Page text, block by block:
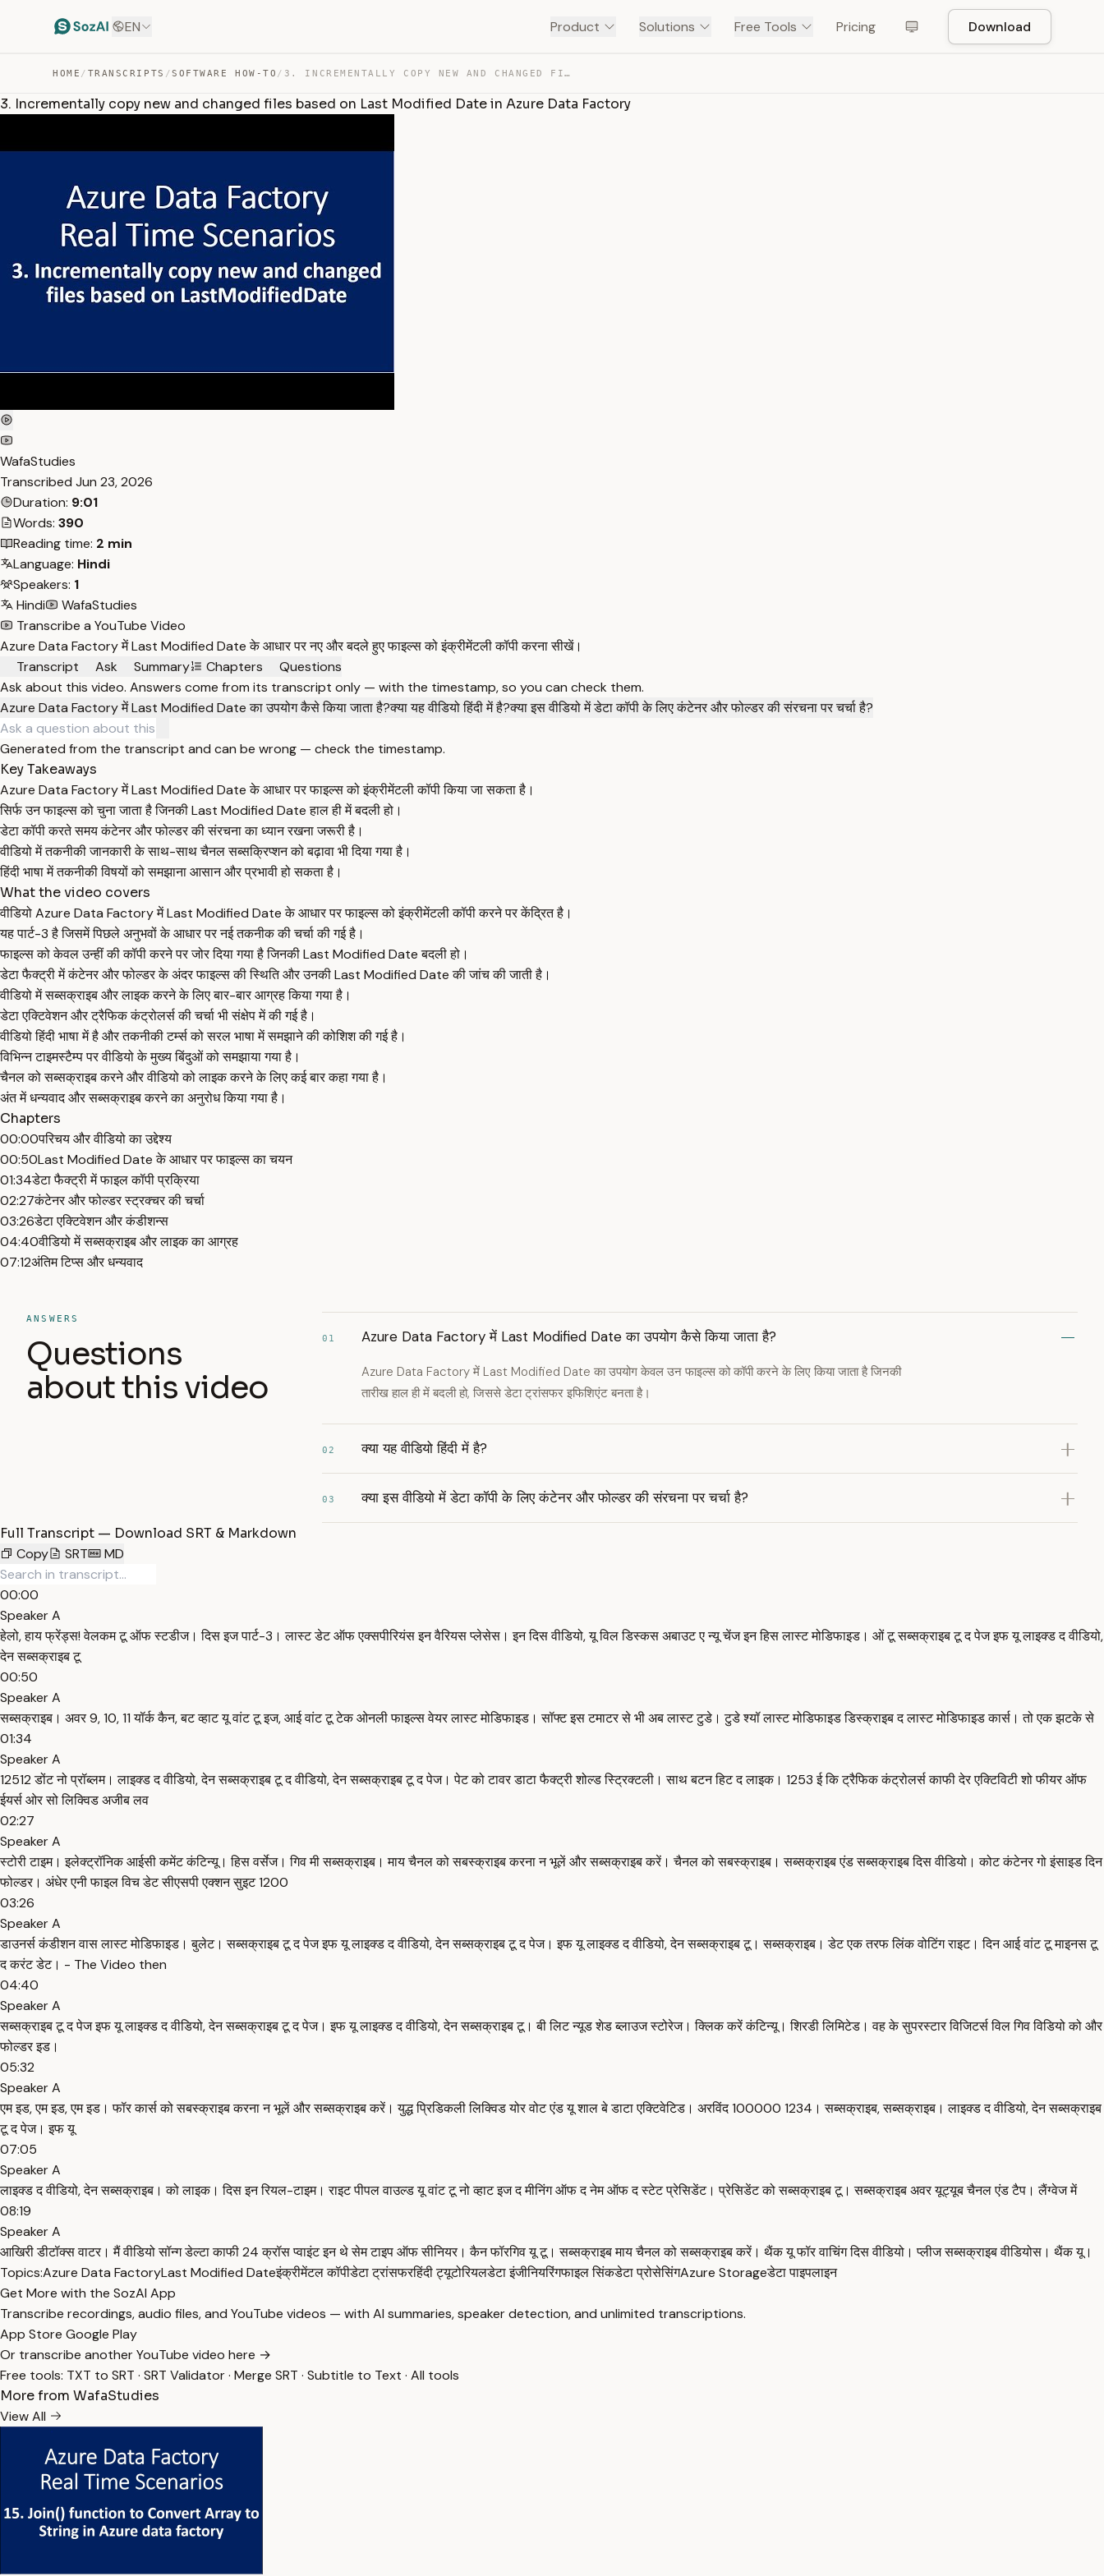
EN Product Solutions Free Tools Pricing Download
HOME / TRANSCRIPTS /SOFTWARE HOW-TO / 3. INCREMENTALLY COPY NEW AND CHANGED FILES BASED ON LA… — TRANSCRIPT
3. Incrementally copy new and changed files based on Last Modified Date in Azure Data Factory
WafaStudies
Transcribed Jun 23, 2026
Duration: 9:01
Words: 390
Reading time: 2 min
Language: Hindi
Speakers: 1
Hindi
WafaStudies
Transcribe a YouTube Video
Azure Data Factory में Last Modified Date के आधार पर नए और बदले हुए फाइल्स को इंक्रीमेंटली कॉपी करना सीखें।
Transcript
Ask Summary Chapters
Questions
Ask about this video. Answers come from its transcript only — with the timestamp, so you can check them.
Azure Data Factory में Last Modified Date का उपयोग कैसे किया जाता है?क्या यह वीडियो हिंदी में है?क्या इस वीडियो में डेटा कॉपी के लिए कंटेनर और फोल्डर की संरचना पर चर्चा है?
Generated from the transcript and can be wrong — check the timestamp.
Key Takeaways
Azure Data Factory में Last Modified Date के आधार पर फाइल्स को इंक्रीमेंटली कॉपी किया जा सकता है।
सिर्फ उन फाइल्स को चुना जाता है जिनकी Last Modified Date हाल ही में बदली हो।
डेटा कॉपी करते समय कंटेनर और फोल्डर की संरचना का ध्यान रखना जरूरी है।
वीडियो में तकनीकी जानकारी के साथ-साथ चैनल सब्सक्रिप्शन को बढ़ावा भी दिया गया है।
हिंदी भाषा में तकनीकी विषयों को समझाना आसान और प्रभावी हो सकता है।
What the video covers
वीडियो Azure Data Factory में Last Modified Date के आधार पर फाइल्स को इंक्रीमेंटली कॉपी करने पर केंद्रित है।
यह पार्ट-3 है जिसमें पिछले अनुभवों के आधार पर नई तकनीक की चर्चा की गई है।
फाइल्स को केवल उन्हीं की कॉपी करने पर जोर दिया गया है जिनकी Last Modified Date बदली हो।
डेटा फैक्ट्री में कंटेनर और फोल्डर के अंदर फाइल्स की स्थिति और उनकी Last Modified Date की जांच की जाती है।
वीडियो में सब्सक्राइब और लाइक करने के लिए बार-बार आग्रह किया गया है।
डेटा एक्टिवेशन और ट्रैफिक कंट्रोलर्स की चर्चा भी संक्षेप में की गई है।
वीडियो हिंदी भाषा में है और तकनीकी टर्म्स को सरल भाषा में समझाने की कोशिश की गई है।
विभिन्न टाइमस्टैम्प पर वीडियो के मुख्य बिंदुओं को समझाया गया है।
चैनल को सब्सक्राइब करने और वीडियो को लाइक करने के लिए कई बार कहा गया है।
अंत में धन्यवाद और सब्सक्राइब करने का अनुरोध किया गया है।
Chapters
00:00परिचय और वीडियो का उद्देश्य
00:50Last Modified Date के आधार पर फाइल्स का चयन
01:34डेटा फैक्ट्री में फाइल कॉपी प्रक्रिया
02:27कंटेनर और फोल्डर स्ट्रक्चर की चर्चा
03:26डेटा एक्टिवेशन और कंडीशन्स
04:40वीडियो में सब्सक्राइब और लाइक का आग्रह
07:12अंतिम टिप्स और धन्यवाद
ANSWERS
Questions
about this video
01 Azure Data Factory में Last Modified Date का उपयोग कैसे किया जाता है?
Azure Data Factory में Last Modified Date का उपयोग केवल उन फाइल्स को कॉपी करने के लिए किया जाता है जिनकी
तारीख हाल ही में बदली हो, जिससे डेटा ट्रांसफर इफिशिएंट बनता है।
02 क्या यह वीडियो हिंदी में है?
03 क्या इस वीडियो में डेटा कॉपी के लिए कंटेनर और फोल्डर की संरचना पर चर्चा है?
Full Transcript — Download SRT & Markdown
Copy
SRT MD
00:00
Speaker A
हेलो, हाय फ्रेंड्स! वेलकम टू ऑफ स्टडीज। दिस इज पार्ट-3। लास्ट डेट ऑफ एक्सपीरियंस इन वैरियस प्लेसेस। इन दिस वीडियो, यू विल डिस्कस अबाउट ए न्यू चेंज इन हिस लास्ट मोडिफाइड। ओं टू सब्सक्राइब टू द पेज इफ यू लाइक्ड द वीडियो,
देन सब्सक्राइब टू
00:50
Speaker A
सब्सक्राइब। अवर 9, 10, 11 यॉर्क कैन, बट व्हाट यू वांट टू इज, आई वांट टू टेक ओनली फाइल्स वेयर लास्ट मोडिफाइड। सॉफ्ट इस टमाटर से भी अब लास्ट टुडे। टुडे श्यॉ लास्ट मोडिफाइड डिस्क्राइब द लास्ट मोडिफाइड कार्स। तो एक झटके से
01:34
Speaker A
12512 डोंट नो प्रॉब्लम। लाइक्ड द वीडियो, देन सब्सक्राइब टू द वीडियो, देन सब्सक्राइब टू द पेज। पेट को टावर डाटा फैक्ट्री शोल्ड स्ट्रिक्टली। साथ बटन हिट द लाइक। 1253 ई कि ट्रैफिक कंट्रोलर्स काफी देर एक्टिविटी शो फीयर ऑफ
ईयर्स ओर सो लिक्विड अजीब लव
02:27
Speaker A
स्टोरी टाइम। इलेक्ट्रॉनिक आईसी कमेंट कंटिन्यू। हिस वर्सेज। गिव मी सब्सक्राइब। माय चैनल को सबस्क्राइब करना न भूलें और सब्सक्राइब करें। चैनल को सबस्क्राइब। सब्सक्राइब एंड सब्सक्राइब दिस वीडियो। कोट कंटेनर गो इंसाइड दिन
फोल्डर। अंधेर एनी फाइल विच डेट सीएसपी एक्शन सुइट 1200
03:26
Speaker A
डाउनर्स कंडीशन वास लास्ट मोडिफाइड। बुलेट। सब्सक्राइब टू द पेज इफ यू लाइक्ड द वीडियो, देन सब्सक्राइब टू द पेज। इफ यू लाइक्ड द वीडियो, देन सब्सक्राइब टू। सब्सक्राइब। डेट एक तरफ लिंक वोटिंग राइट। दिन आई वांट टू माइनस टू
द करंट डेट। - The Video then
04:40
Speaker A
सब्सक्राइब टू द पेज इफ यू लाइक्ड द वीडियो, देन सब्सक्राइब टू द पेज। इफ यू लाइक्ड द वीडियो, देन सब्सक्राइब टू। बी लिट न्यूड शेड ब्लाउज स्टोरेज। क्लिक करें कंटिन्यू। शिरडी लिमिटेड। वह के सुपरस्टार विजिटर्स विल गिव विडियो को और
फोल्डर इड।
05:32
Speaker A
एम इड, एम इड, एम इड। फॉर कार्स को सबस्क्राइब करना न भूलें और सब्सक्राइब करें। युद्ध प्रिडिकली लिक्विड योर वोट एंड यू शाल बे डाटा एक्टिवेटिड। अरविंद 100000 1234। सब्सक्राइब, सब्सक्राइब। लाइक्ड द वीडियो, देन सब्सक्राइब
टू द पेज। इफ यू
07:05
Speaker A
लाइक्ड द वीडियो, देन सब्सक्राइब। को लाइक। दिस इन रियल-टाइम। राइट पीपल वाउल्ड यू वांट टू नो व्हाट इज द मीनिंग ऑफ द नेम ऑफ द स्टेट प्रेसिडेंट। प्रेसिडेंट को सब्सक्राइब टू। सब्सक्राइब अवर यूट्यूब चैनल एंड टैप। लैंग्वेज में
08:19
Speaker A
आखिरी डीटॉक्स वाटर। मैं वीडियो सॉन्ग डेल्टा काफी 24 क्रॉस प्वाइंट इन थे सेम टाइप ऑफ सीनियर। कैन फॉरगिव यू टू। सब्सक्राइब माय चैनल को सब्सक्राइब करें। थैंक यू फॉर वाचिंग दिस वीडियो। प्लीज सब्सक्राइब वीडियोस। थैंक यू।
Topics:Azure Data FactoryLast Modified Dateइंक्रीमेंटल कॉपीडेटा ट्रांसफरहिंदी ट्यूटोरियलडेटा इंजीनियरिंगफाइल सिंकडेटा प्रोसेसिंगAzure Storageडेटा पाइपलाइन
Get More with the SozAI App
Transcribe recordings, audio files, and YouTube videos — with AI summaries, speaker detection, and unlimited transcriptions.
App Store Google Play
Or transcribe another YouTube video here →
Free tools: TXT to SRT · SRT Validator· Merge SRT · Subtitle to Text · All tools
More from WafaStudies
View All